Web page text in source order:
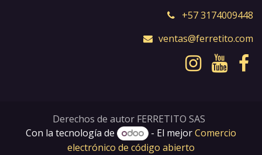
+57 3174009448
ventas@ferretito.com
Derechos de autor FERRETITO SAS
Con la tecnología de
- El mejorComercio
electrónico de código abierto